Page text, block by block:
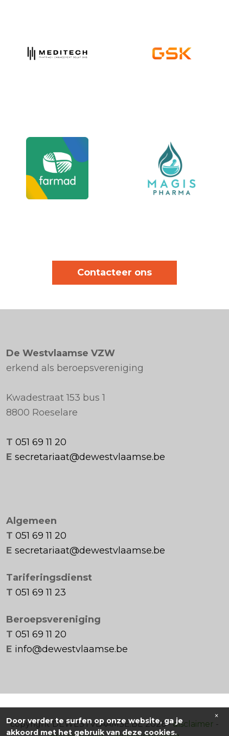
Contacteer ons
De Westvlaamse VZW
erkend als beroepsvereniging
Kwadestraat 153 bus 1
8800 Roeselare
T 051 69 11 20
E secretariaat@dewestvlaamse.be
Algemeen
T 051 69 11 20
E secretariaat@dewestvlaamse.be
Tariferingsdienst
T 051 69 11 23
Beroepsvereniging
T 051 69 11 20
E info@dewestvlaamse.be
copyright DEWESTVLAAMSE.BE 2026 -disclaimer -
Door verder te surfen op onze website, ga je
akkoord met het gebruik van deze cookies.
×